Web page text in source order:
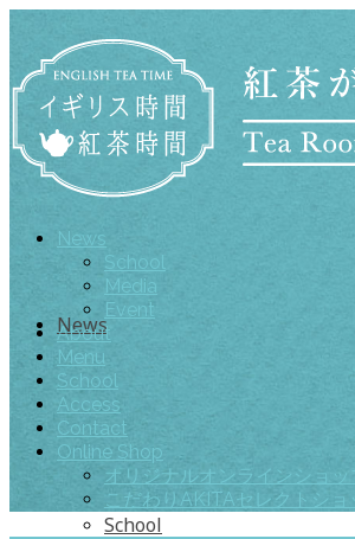
News
School
News
School
Media
Event
About
Menu
School
Access
Contact
Online Shop
オリジナルオンラインショッ
こだわりAKITAセレクトショ